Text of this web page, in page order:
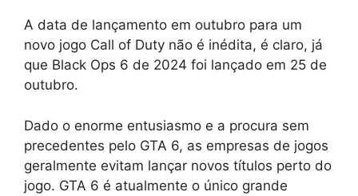
A data de lançamento em outubro para um
novo jogo Call of Duty não é inédita, é claro, já
que Black Ops 6 de 2024 foi lançado em 25 de
outubro.
Dado o enorme entusiasmo e a procura sem
precedentes pelo GTA 6, as empresas de jogos
geralmente evitam lançar novos títulos perto do
jogo. GTA 6 é atualmente o único grande